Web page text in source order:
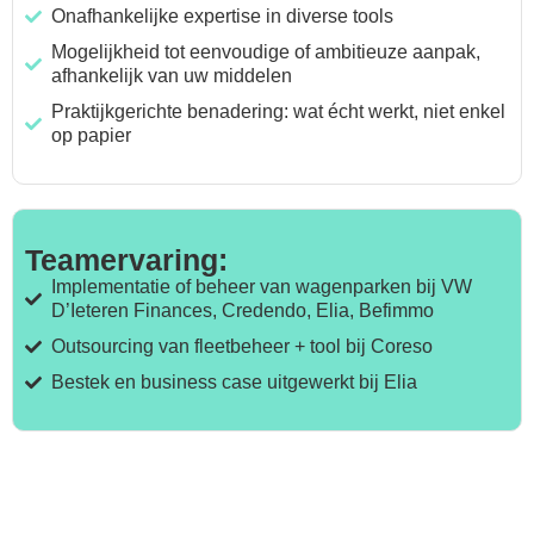
Onafhankelijke expertise in diverse tools
Mogelijkheid tot eenvoudige of ambitieuze aanpak,
afhankelijk van uw middelen
Praktijkgerichte benadering: wat écht werkt, niet enkel
op papier
Teamervaring:
Implementatie of beheer van wagenparken bij VW
D’Ieteren Finances, Credendo, Elia, Befimmo
Outsourcing van fleetbeheer + tool bij Coreso
Bestek en business case uitgewerkt bij Elia